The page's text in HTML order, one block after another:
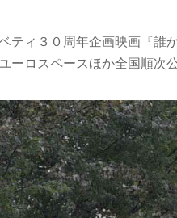
ティ３０周年企画映画『誰
ーロスペースほか全国順次